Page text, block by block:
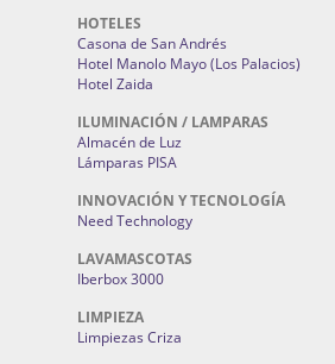
HOTELES
Casona de San Andrés
Hotel Manolo Mayo (Los Palacios)
Hotel Zaida
ILUMINACIÓN / LAMPARAS
Almacén de Luz
Lámparas PISA
INNOVACIÓN Y TECNOLOGÍA
Need Technology
LAVAMASCOTAS
Iberbox 3000
LIMPIEZA
Limpiezas Criza